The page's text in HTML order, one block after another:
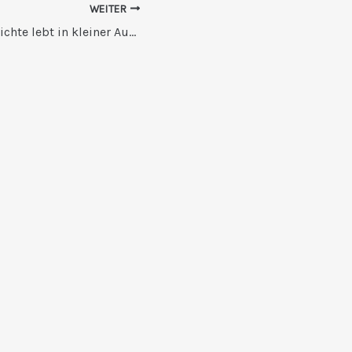
WEITER
Feuerwehr-Geschichte lebt in kleiner Ausstellung auf